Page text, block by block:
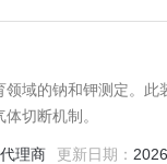
域的钠和钾测定。此
切断机制。
代理商 更新日期：